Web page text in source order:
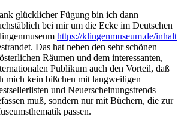
glücklicher Fügung bin ich dann
bei mir um die Ecke im Deutschen
https://klingenmuseum.de/inhalt
Das hat neben den sehr schönen
Räumen und dem interessanten,
Publikum auch den Vorteil, daß
mich kein bißchen mit langweiligen
und Neuerscheinungstrends
muß, sondern nur mit Büchern, die zur
passen.